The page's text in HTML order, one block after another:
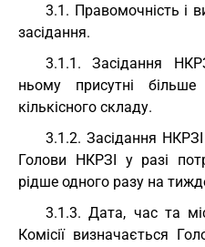
3.1. Правомочність і
засідання.
3.1.1. Засідання
ньому присутні більше
кількісного складу.
3.1.2. Засідання
Голови НКРЗІ у разі
рідше одного разу на
3.1.3. Дата, час та
Комісії визначається